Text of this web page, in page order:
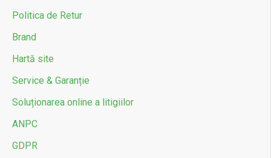
Politica de Retur
Brand
Hartă site
Service & Garanție
Soluționarea online a litigiilor
ANPC
GDPR